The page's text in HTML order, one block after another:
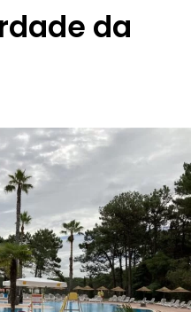
da